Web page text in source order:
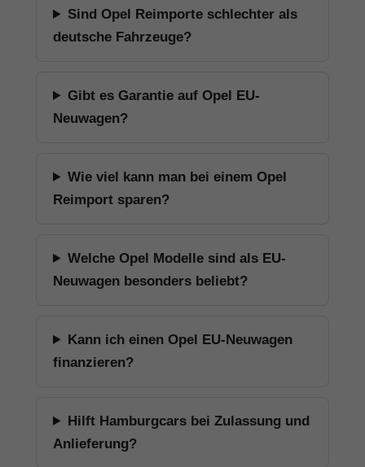
Sind Opel Reimporte schlechter als
deutsche Fahrzeuge?
Gibt es Garantie auf Opel EU-
Neuwagen?
Wie viel kann man bei einem Opel
Reimport sparen?
Welche Opel Modelle sind als EU-
Neuwagen besonders beliebt?
Kann ich einen Opel EU-Neuwagen
finanzieren?
Hilft Hamburgcars bei Zulassung und
Anlieferung?